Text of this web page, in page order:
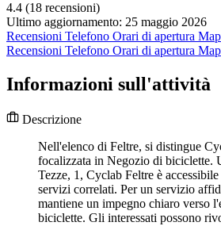
4.4 (18 recensioni)
Ultimo aggiornamento: 25 maggio 2026
Recensioni Telefono Orari di apertura
Recensioni Telefono Orari di apertura
Informazioni sull'attività
Descrizione
Nell'elenco di Feltre, si distingue
focalizzata in Negozio di biciclette.
Tezze, 1, Cyclab Feltre è
servizi correlati. Per un servizio
mantiene un impegno chiaro verso
biciclette. Gli interessati possono